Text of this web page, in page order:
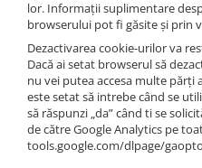
lor. Informații suplimentare
browserului pot fi găsite și prin
Dezactivarea cookie-urilor va
Dacă ai setat browserul să
nu vei putea accesa multe părți
este setat să intrebe când se
să răspunzi „da” când ti se
de către Google Analytics pe
tools.google.com/dlpage/